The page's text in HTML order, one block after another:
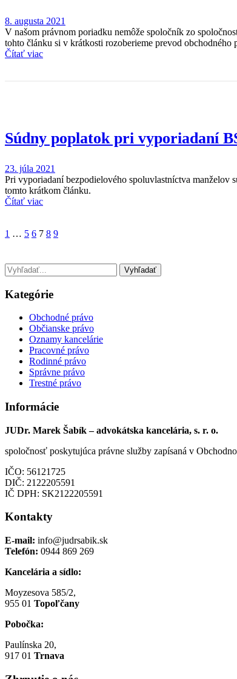
8. augusta 2021
V našom právnom poriadku nemôže spoločník zo
tohto článku si v krátkosti rozoberieme prevod obchodného
Čítať viac
Súdny poplatok pri vyporiadaní
23. júla 2021
Pri vyporiadaní bezpodielového spoluvlastníctva manželov
tomto krátkom článku.
Čítať viac
1 … 5 6 7 8 9
Kategórie
Obchodné právo
Občianske právo
Oznamy kancelárie
Pracovné právo
Rodinné právo
Správne právo
Trestné právo
Informácie
JUDr. Marek Šabík – advokátska kancelária, s. r. o.
spoločnosť poskytujúca právne služby zapísaná v
IČO: 56121725
DIČ: 2122205591
IČ DPH: SK2122205591
Kontakty
E-mail: info@judrsabik.sk
Telefón: 0944 869 269
Kancelária a sídlo:
Moyzesova 585/2,
955 01 Topoľčany
Pobočka:
Paulínska 20,
917 01 Trnava